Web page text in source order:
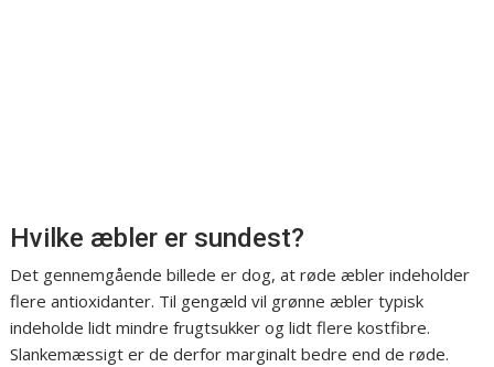
Hvilke æbler er sundest?
Det gennemgående billede er dog, at røde æbler indeholder
flere antioxidanter. Til gengæld vil grønne æbler typisk
indeholde lidt mindre frugtsukker og lidt flere kostfibre.
Slankemæssigt er de derfor marginalt bedre end de røde.